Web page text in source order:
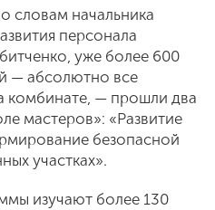
словам начальника
персонала
уже более 600
— абсолютно все
комбинате, — прошли два
мастеров»: «Развитие
безопасной
участках».
изучают более 130